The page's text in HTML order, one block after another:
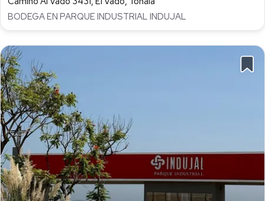
BODEGA EN PARQUE INDUSTRIAL INDUJAL